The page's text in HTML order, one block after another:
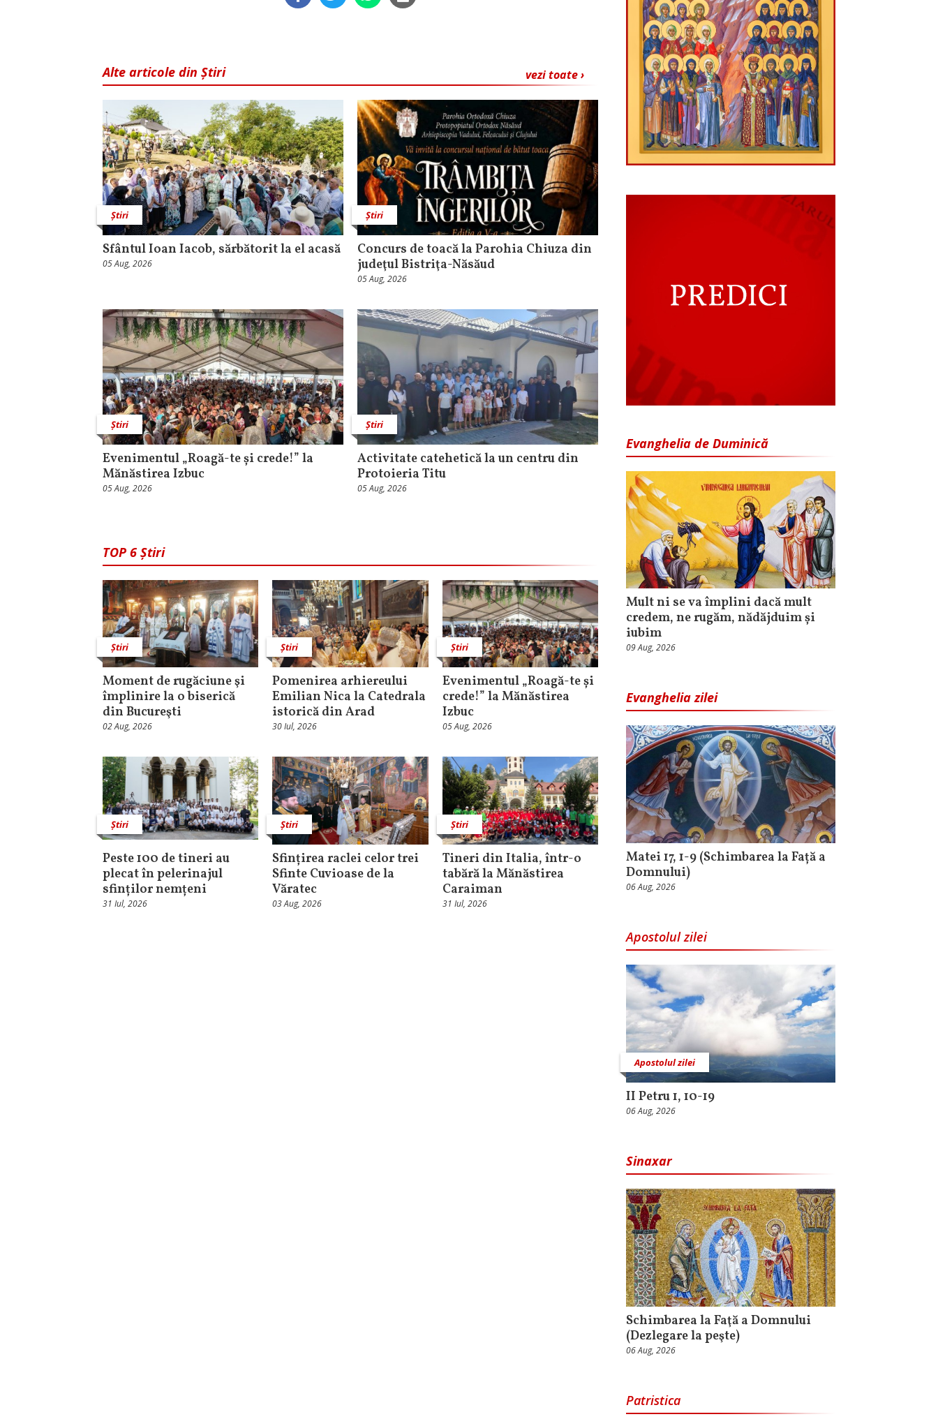
vezi toate ›
Alte articole din Știri
Știri
Sfântul Ioan Iacob, sărbătorit la el acasă
05 Aug, 2026
Știri
​Concurs de toacă la Parohia Chiuza din
judeţul Bistriţa-Năsăud
05 Aug, 2026
Știri
Evenimentul „Roagă-te și crede!” la
Mănăstirea Izbuc
05 Aug, 2026
Știri
Activitate catehetică la un centru din
Protoieria Titu
05 Aug, 2026
TOP 6 Știri
Știri
Moment de rugăciune şi
împlinire la o biserică
din Bucureşti
02 Aug, 2026
Știri
Pomenirea arhiereului
Emilian Nica la Catedrala
istorică din Arad
30 Iul, 2026
Știri
Evenimentul „Roagă-te și
crede!” la Mănăstirea
Izbuc
05 Aug, 2026
Știri
Peste 100 de tineri au
plecat în pelerinajul
sfinților nemțeni
31 Iul, 2026
Știri
Sfințirea raclei celor trei
Sfinte Cuvioase de la
Văratec
03 Aug, 2026
Știri
Tineri din Italia, într-o
tabără la Mănăstirea
Caraiman
31 Iul, 2026
Evanghelia de Duminică
Mult ni se va împlini dacă mult
credem, ne rugăm, nădăjduim și
iubim
09 Aug, 2026
Evanghelia zilei
Matei 17, 1-9 (Schimbarea la Față a
Domnului)
06 Aug, 2026
Apostolul zilei
Apostolul zilei
II Petru 1, 10-19
06 Aug, 2026
Sinaxar
Schimbarea la Faţă a Domnului
(Dezlegare la peşte)
06 Aug, 2026
Patristica